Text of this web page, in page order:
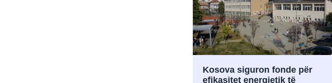
Kosova siguron fonde për
efikasitet energjetik të